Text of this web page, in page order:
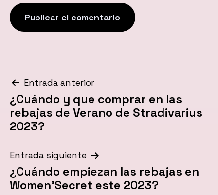
Navegación
de
entradas
Entrada anterior
¿Cuándo y que comprar en las
rebajas de Verano de Stradivarius
2023?
Entrada siguiente
¿Cuándo empiezan las rebajas en
Women’Secret este 2023?